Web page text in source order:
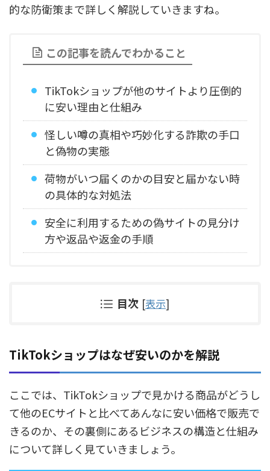
的な防衛策まで詳しく解説していきますね。
この記事を読んでわかること
TikTokショップが他のサイトより圧倒的
に安い理由と仕組み
怪しい噂の真相や巧妙化する詐欺の手口
と偽物の実態
荷物がいつ届くのかの目安と届かない時
の具体的な対処法
安全に利用するための偽サイトの見分け
方や返品や返金の手順
目次 [表示]
TikTokショップはなぜ安いのかを解説
ここでは、TikTokショップで見かける商品がどうし
て他のECサイトと比べてあんなに安い価格で販売で
きるのか、その裏側にあるビジネスの構造と仕組み
について詳しく見ていきましょう。